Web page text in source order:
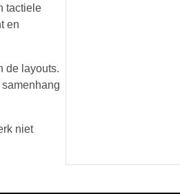
tactiele
en
de layouts.
niet